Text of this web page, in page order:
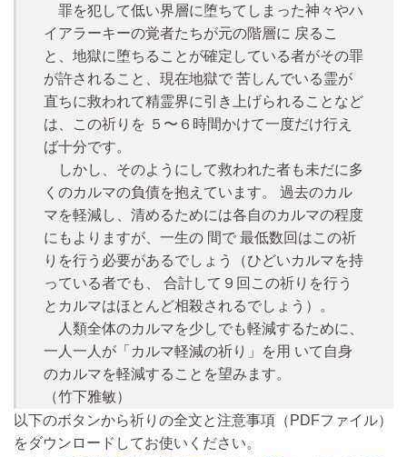
罪を犯して低い界層に堕ちてしまった神々やハ
イアラーキーの覚者たちが元の階層に 戻るこ
と、地獄に堕ちることが確定している者がその罪
が許されること、現在地獄で 苦しんでいる霊が
直ちに救われて精霊界に引き上げられることなど
は、この祈りを ５〜６時間かけて一度だけ行え
ば十分です。
しかし、そのようにして救われた者も未だに多
くのカルマの負債を抱えています。 過去のカル
マを軽減し、清めるためには各自のカルマの程度
にもよりますが、一生の 間で 最低数回はこの祈
りを行う必要があるでしょう（ひどいカルマを持
っている者でも、 合計して９回この祈りを行う
とカルマはほとんど相殺されるでしょう）。
人類全体のカルマを少しでも軽減するために、
一人一人が「カルマ軽減の祈り」を用 いて自身
のカルマを軽減することを望みます。
（竹下雅敏）
以下のボタンから祈りの全文と注意事項（PDFファイル）
をダウンロードしてお使いください。